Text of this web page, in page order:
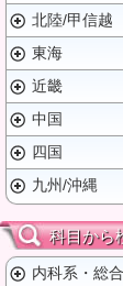
北陸/甲信越
東海
近畿
中国
四国
九州/沖縄
科目から
内科系・総